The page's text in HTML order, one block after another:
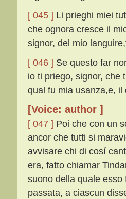
[ 045 ] Li prieghi miei
che ognora cresce il
signor, del mio
[ 046 ] Se questo far
io ti priego, signor, che
qual fu mia usanza,e,
[Voice: author ]
[ 047 ] Poi che con un
ancor che tutti si
avvisare chi di cosí
era, fatto chiamar
suono della quale
passata, a ciascun